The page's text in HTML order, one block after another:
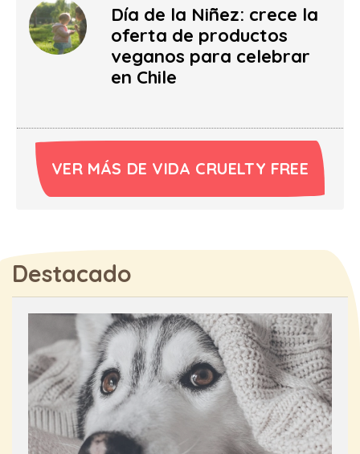
Día de la Niñez: crece la
oferta de productos
veganos para celebrar
en Chile
VER MÁS DE VIDA CRUELTY FREE
Destacado